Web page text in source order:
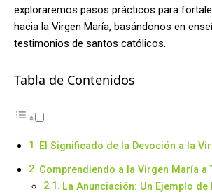
exploraremos pasos prácticos para
hacia la Virgen María, basándonos en
testimonios de santos católicos.
Tabla de Contenidos
El Significado de la Devoción a la
Comprendiendo a la Virgen María a
La Anunciación: Un Ejemplo de